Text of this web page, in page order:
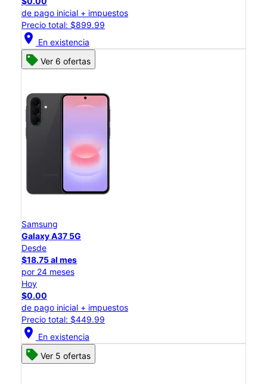
de pago inicial + impuestos
Precio total: $899.99
location_on En existencia
Ver 6 ofertas
Samsung
Galaxy A37 5G
Desde
$18.75 al mes
por 24 meses
Hoy
$0.00
de pago inicial + impuestos
Precio total: $449.99
location_on En existencia
Ver 5 ofertas